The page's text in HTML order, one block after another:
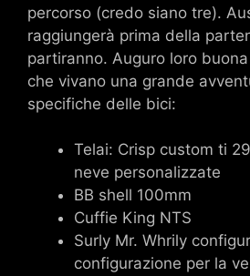
percorso (credo siano tre).
raggiungerà prima della
partiranno. Auguro loro
che vivano una grande
specifiche delle bici:
Telai: Crisp custom ti
neve personalizzate
BB shell 100mm
Cuffie King NTS
Surly Mr. Whrily
configurazione per la